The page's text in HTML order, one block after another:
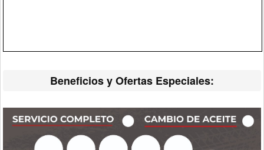
Beneficios y Ofertas Especiales: